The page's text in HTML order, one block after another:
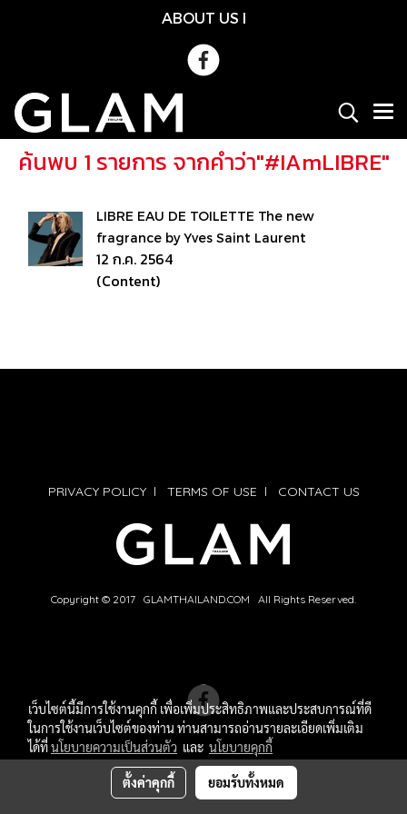
ABOUT US l
ค้นพบ 1 รายการ จากคำว่า"#IAmLIBRE"
LIBRE EAU DE TOILETTE The new
fragrance by Yves Saint Laurent
12 ก.ค. 2564
(Content)
PRIVACY POLICYl TERMS OF USE l CONTACT US
Copyright © 2017 GLAMTHAILAND.COM All Rights Reserved.
เว็บไซต์นี้มีการใช้งานคุกกี้ เพื่อเพิ่มประสิทธิภาพและประสบการณ์ที่ดี
ในการใช้งานเว็บไซต์ของท่าน ท่านสามารถอ่านรายละเอียดเพิ่มเติม
ได้ที่นโยบายความเป็นส่วนตัว และ นโยบายคุกกี้
ตั้งค่าคุกกี้ ยอมรับทั้งหมด